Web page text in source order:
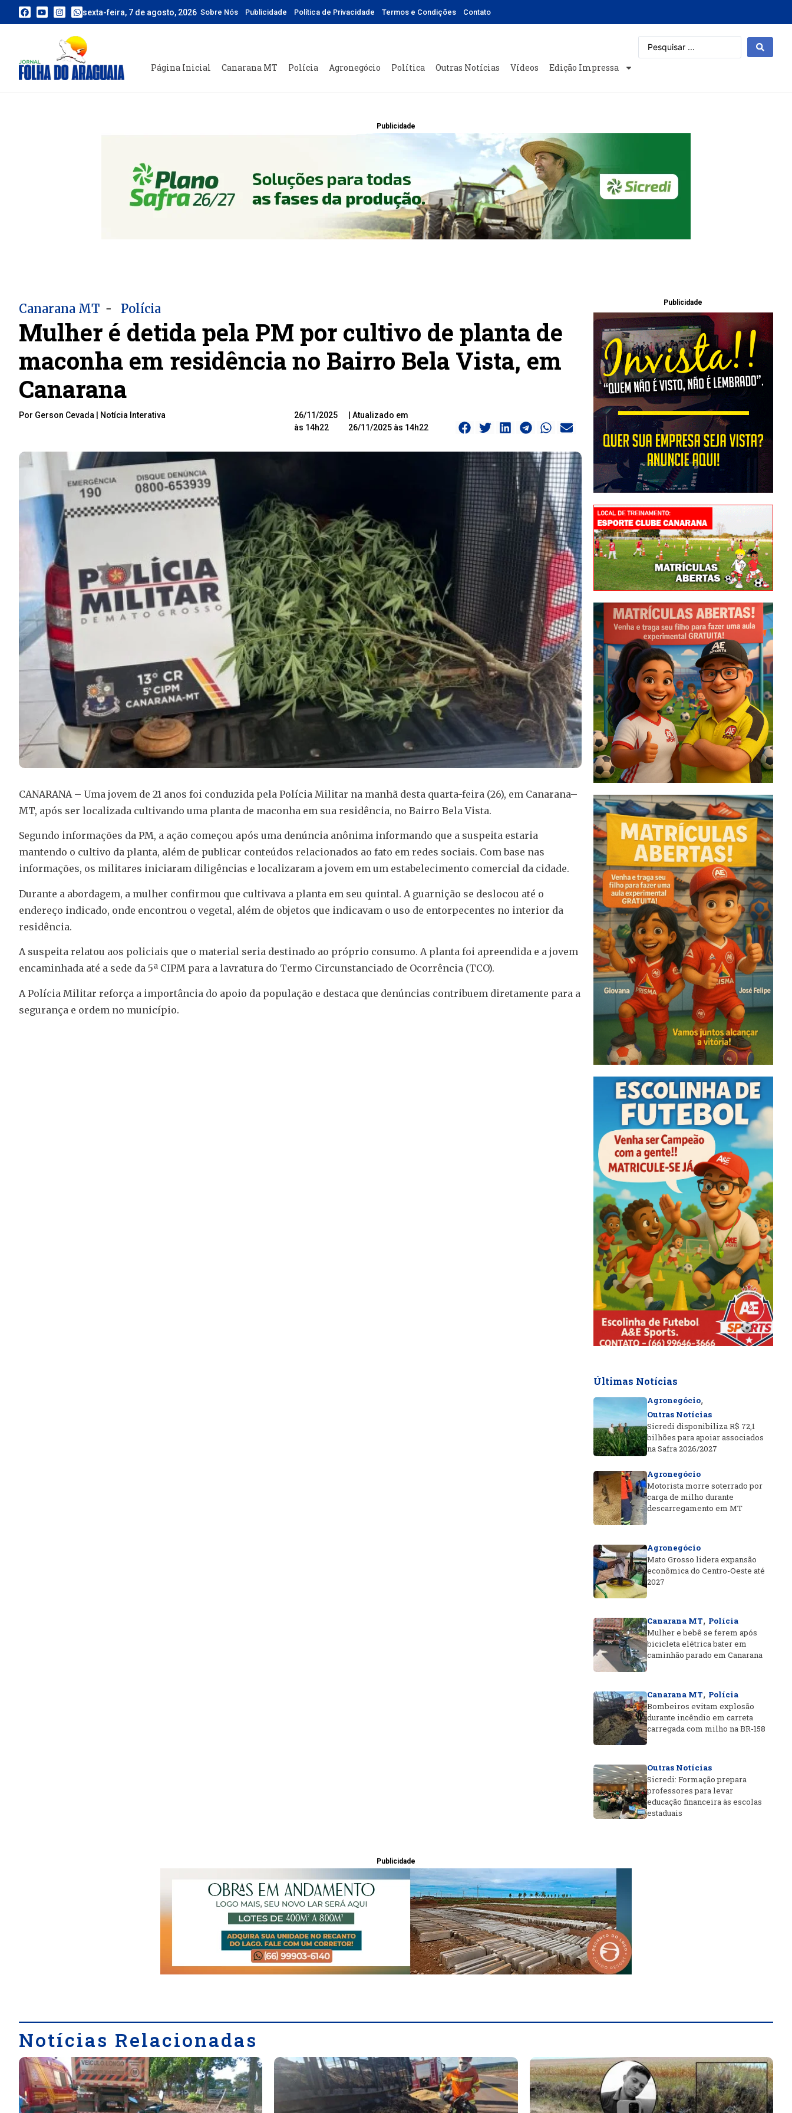
sexta-feira, 7 de agosto, 2026 Sobre Nós Publicidade Política de Privacidade Termos e Condições Contato
Página Inicial Canarana MT Polícia Agronegócio Política Outras Notícias Vídeos Edição Impressa
Publicidade
Canarana MT - Polícia
Mulher é detida pela PM por cultivo de planta de
maconha em residência no Bairro Bela Vista, em
Canarana
Por Gerson Cevada | Notícia Interativa
26/11/2025
às 14h22
| Atualizado em
26/11/2025 às 14h22
CANARANA – Uma jovem de 21 anos foi conduzida pela Polícia Militar na manhã desta quarta-feira (26), em Canarana–
MT, após ser localizada cultivando uma planta de maconha em sua residência, no Bairro Bela Vista.
Segundo informações da PM, a ação começou após uma denúncia anônima informando que a suspeita estaria
mantendo o cultivo da planta, além de publicar conteúdos relacionados ao fato em redes sociais. Com base nas
informações, os militares iniciaram diligências e localizaram a jovem em um estabelecimento comercial da cidade.
Durante a abordagem, a mulher confirmou que cultivava a planta em seu quintal. A guarnição se deslocou até o
endereço indicado, onde encontrou o vegetal, além de objetos que indicavam o uso de entorpecentes no interior da
residência.
A suspeita relatou aos policiais que o material seria destinado ao próprio consumo. A planta foi apreendida e a jovem
encaminhada até a sede da 5ª CIPM para a lavratura do Termo Circunstanciado de Ocorrência (TCO).
A Polícia Militar reforça a importância do apoio da população e destaca que denúncias contribuem diretamente para a
segurança e ordem no município.
Publicidade
Últimas Notícias
Agronegócio,
Outras Notícias
Sicredi disponibiliza R$ 72,1
bilhões para apoiar associados
na Safra 2026/2027
Agronegócio
Motorista morre soterrado por
carga de milho durante
descarregamento em MT
Agronegócio
Mato Grosso lidera expansão
econômica do Centro-Oeste até
2027
Canarana MT, Polícia
Mulher e bebê se ferem após
bicicleta elétrica bater em
caminhão parado em Canarana
Canarana MT, Polícia
Bombeiros evitam explosão
durante incêndio em carreta
carregada com milho na BR-158
Outras Notícias
Sicredi: Formação prepara
professores para levar
educação financeira às escolas
estaduais
Publicidade
Notícias Relacionadas